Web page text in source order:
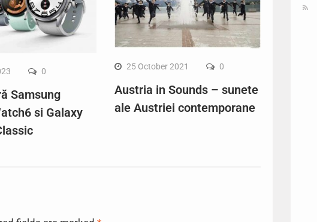
0
Samsung
si Galaxy
25 October 2021 0
Austria in Sounds – sunete
ale Austriei contemporane